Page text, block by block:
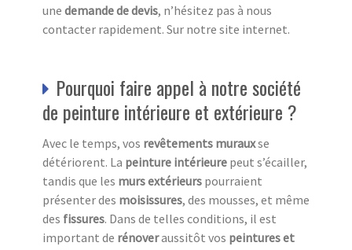
une demande de devis, n’hésitez pas à nous
contacter rapidement. Sur notre site internet.
Pourquoi faire appel à notre société
de peinture intérieure et extérieure ?
Avec le temps, vos revêtements murauxse
détériorent. La peinture intérieure peut s’écailler,
tandis que les murs extérieurs pourraient
présenter des moisissures, des mousses, et même
des fissures. Dans de telles conditions, il est
important de rénoveraussitôt vos peintures et